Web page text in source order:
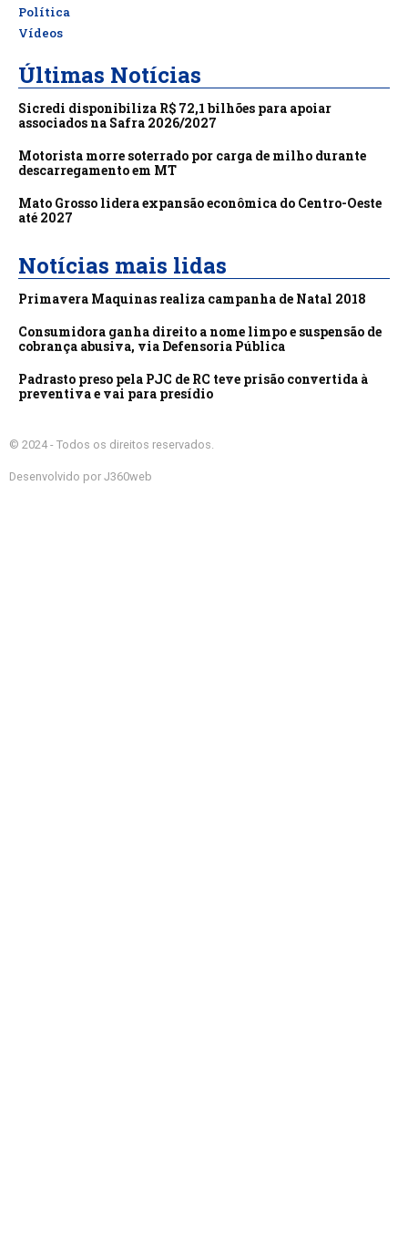
Política
Vídeos
Últimas Notícias
Sicredi disponibiliza R$ 72,1 bilhões para apoiar
associados na Safra 2026/2027
Motorista morre soterrado por carga de milho durante
descarregamento em MT
Mato Grosso lidera expansão econômica do Centro-Oeste
até 2027
Notícias mais lidas
Primavera Maquinas realiza campanha de Natal 2018
Consumidora ganha direito a nome limpo e suspensão de
cobrança abusiva, via Defensoria Pública
Padrasto preso pela PJC de RC teve prisão convertida à
preventiva e vai para presídio
© 2024 - Todos os direitos reservados.
Desenvolvido por J360web